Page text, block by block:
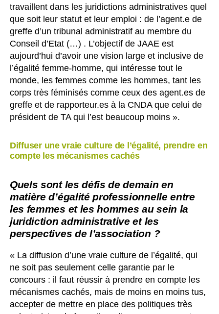
travaillent dans les juridictions administratives quel
que soit leur statut et leur emploi : de l’agent.e de
greffe d’un tribunal administratif au membre du
Conseil d’Etat (…) . L’objectif de JAAE est
aujourd’hui d’avoir une vision large et inclusive de
l’égalité femme-homme, qui intéresse tout le
monde, les femmes comme les hommes, tant les
corps très féminisés comme ceux des agent.es de
greffe et de rapporteur.es à la CNDA que celui de
président de TA qui l’est beaucoup moins ».
Diffuser une vraie culture de l’égalité, prendre en
compte les mécanismes cachés
Quels sont les défis de demain en
matière d’égalité professionnelle entre
les femmes et les hommes au sein la
juridiction administrative et les
perspectives de l’association ?
« La diffusion d’une vraie culture de l’égalité, qui
ne soit pas seulement celle garantie par le
concours : il faut réussir à prendre en compte les
mécanismes cachés, mais de moins en moins tus,
accepter de mettre en place des politiques très